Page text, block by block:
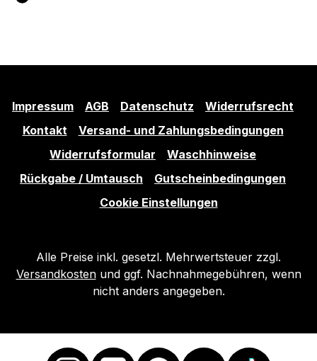
Impressum AGB Datenschutz
Widerrufsrecht
Kontakt
Versand- und Zahlungsbedingungen
Widerrufsformular
Waschhinweise
Rückgabe / Umtausch
Gutscheinbedingungen
Cookie Einstellungen
Alle Preise inkl. gesetzl. Mehrwertsteuer zzgl.
Versandkostenund ggf. Nachnahmegebühren, wenn
nicht anders angegeben.